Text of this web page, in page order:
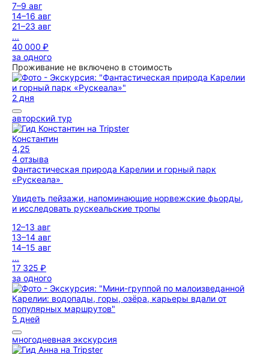
7–9 авг
14–16 авг
21–23 авг
...
40 000 ₽
за одного
Проживание не включено в стоимость
2 дня
авторский тур
Константин
4,25
4 отзыва
Фантастическая природа Карелии и горный парк
«Рускеала»
Увидеть пейзажи, напоминающие норвежские фьорды,
и исследовать рускеальские тропы
12–13 авг
13–14 авг
14–15 авг
...
17 325 ₽
за одного
5 дней
многодневная экскурсия